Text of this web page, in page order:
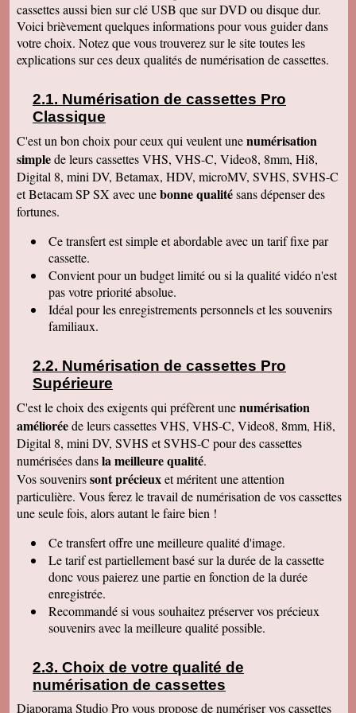
de ma part. Bonne continuation
Alain L
Le service aux clients est un art Mme Masse
est une artiste qui aime son métier et se soucie
Denise J
Merci pour votre très agréable numérisation sur
facilement. J'ai déménagé en Résidence
autonomie et trouvé quelqu'un pour la lancer sur
l'écran. Mais c'était simple et évident, avec un
peu de courage et de réflexion j'y serai
parvenue. Tout fonctionne, facile d'accès.
Merci. Je garde vos coordonnées. Bien
Bernard G
Pour votre livre d'or : J'ai oublié ou plutôt remis
à plus tard ce que je devais vous écrire après
avoir reçu le disque dur. Pardonnez ma
négligence. Je tiens à vous redire toute ma
satisfaction, pour le travail accompli, mais aussi
vous remercier pour la qualité de votre relation
avec vos clients, ce qui constitue au final une
pour votre entreprise. Bien cordialement
Claudine T
de déballer et de picorer d'une cassette à l'autre.
Merci pour le travail. Nos souvenirs sont sauvés
: une grande joie pour mes enfants et mes
petits enfants. Je vous recommanderais dans
mon entourage pour votre sérieux. Merci
encore.
Aurélie V
Bonjour Sandrine !! J'ai mis du temps pour vous
écrire un commentaire très positif car nous
Merveilleux travail !!! Les films sont super !!
Excellente qualité d'images malgré l'âge des K7
:) Vous êtes une personne de confiance et je
suis heureuse de vous avoir confié les vidéos
de ma Maman décédée !! Je vous recommande
vraiment !! Prenez bien soin de vous !! Au
plaisir
Gislaine P
pas que ça rendrait aussi bien du fait que mes
cassettes sont vieilles plus de 30 ans ! Je vais
parler de vous à ma soeur qui a des cassettes a
copier aussi sur des cd. Bonne journée
cassettes aussi bien sur clé USB que sur DVD ou disque dur.
Voici brièvement quelques informations pour vous guider dans
votre choix. Notez que vous trouverez sur le site toutes les
explications sur ces deux qualités de numérisation de cassettes.
Numérisation de cassettes Pro
Classique
C'est un bon choix pour ceux qui veulent unenumérisation
simplede leurs cassettes VHS, VHS-C, Video8, 8mm, Hi8,
Digital 8, mini DV, Betamax, HDV, microMV, SVHS, SVHS-C
et Betacam SP SX avec unebonne qualitésans dépenser des
fortunes.
Ce transfertest simple et abordable avec un tarif fixe par
cassette.
Convient pour un budget limité ou si la qualité vidéo n'est
pas votre priorité absolue.
Idéal pour les enregistrements personnels et les souvenirs
familiaux.
Numérisation de cassettes Pro
Supérieure
C'est le choix des exigents qui préfèrent unenumérisation
amélioréede leurs cassettes VHS, VHS-C, Video8, 8mm, Hi8,
Digital 8, mini DV, SVHS et SVHS-C pour des cassettes
numérisées dansla meilleure qualité.
Vos souvenirssont précieuxet méritent une attention
particulière. Vous ferez le travail de numérisation de vos cassettes
une seule fois, alors autant le faire bien !
Ce transfertoffre une meilleure qualité d'image.
Le tarif est partiellement basé sur la durée de la cassette
donc vous paierez une partie en fonction de la durée
enregistrée.
Recommandé si vous souhaitez préserver vos précieux
souvenirs avec la meilleure qualité possible.
Choix de votre qualité de
numérisation de cassettes
Diaporama Studio Pro vous propose de numériser vos cassettes